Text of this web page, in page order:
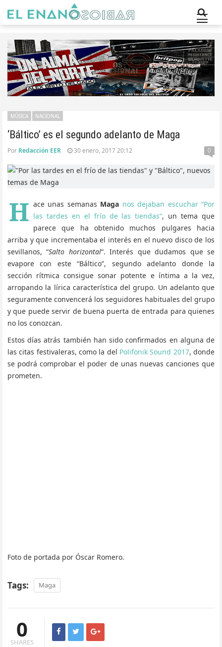
‘Báltico’ es el segundo adelanto de Maga
MÚSICA NACIONAL
Por Redacción EER 30 enero, 2017 20:12 0
H ace unas semanas Maga nos dejaban escuchar “Por
las tardes en el frío de las tiendas”, un tema que
parece que ha obtenido muchos pulgares hacia
arriba y que incrementaba el interés en el nuevo disco de los
sevillanos, “Salto horizontal“. Interés que dudamos que se
evapore con este “Báltico”, segundo adelanto donde la
sección rítmica consigue sonar potente e íntima a la vez,
arropando la lírica característica del grupo. Un adelanto que
seguramente convencerá los seguidores habituales del grupo
y que puede servir de buena puerta de entrada para quienes
no los conozcan.
Estos días atrás también han sido confirmados en alguna de
las citas festivaleras, como la del Polifonik Sound 2017, donde
se podrá comprobar el poder de unas nuevas canciones que
prometen.
Foto de portada por Óscar Romero.
Tags: Maga
0
SHARES